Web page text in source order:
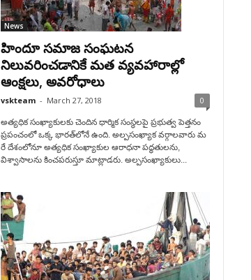
News
హిందూ సమాజ సంఘటన
నిలువరించడానికే మత వ్యవహారాల్లో
ఆంక్షలు, అవరోధాలు
vskteam - March 27, 2018 0
అత్యధిక సంఖ్యాకులకు చెందిన ధార్మిక సంస్థలపై ప్రభుత్వ పెత్తనం
ప్రపంచంలో ఒక్క భారత్‌లోనే ఉంది. అల్పసంఖ్యాక వర్గాలవారు మ
రే దేశంలోనూ అత్యధిక సంఖ్యాకుల ఆరాధనా పద్ధతులను,
విశ్వాసాలను కించపరుస్తూ మాట్లాడరు. అల్పసంఖ్యాకులు...